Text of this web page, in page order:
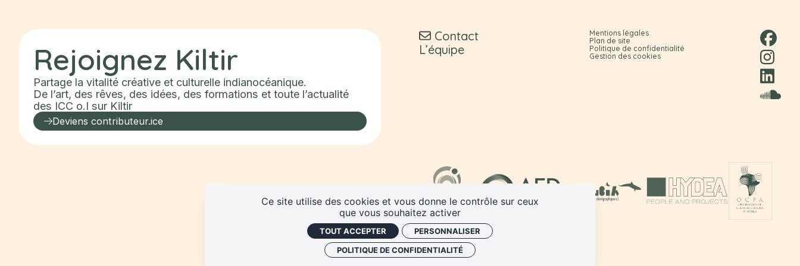
Ce site utilise des cookies et vous donne le contrôle sur ceux
que vous souhaitez activer
TOUT ACCEPTER
PERSONNALISER
POLITIQUE DE CONFIDENTIALITÉ
Rejoignez Kiltir
Partage la vitalité créative et culturelle indianocéanique.
De l’art, des rêves, des idées, des formations et toute l’actualité
des ICC o.I sur Kiltir
Deviens contributeur.ice
Contact
L’équipe
Mentions légales
Plan de site
Politique de confidentialité
Gestion des cookies